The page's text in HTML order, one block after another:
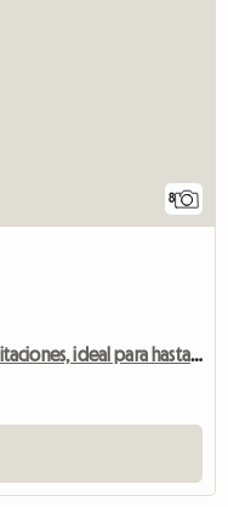
8
Apartamento tipo estudio de dos habitaciones, ideal para hasta 3 estudiantes.